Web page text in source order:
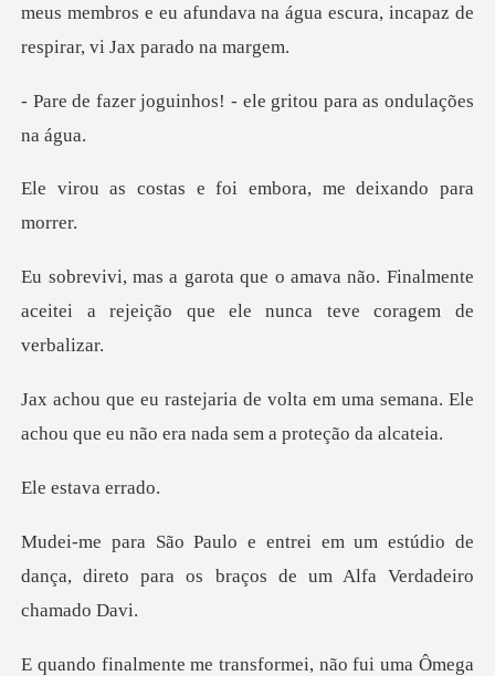
meus membros e eu afunda
hos! - ele gritou para
e foi embora, me d
não. Finalmente
aceitei a rejeição qu
em uma semana. Ele
achou que eu não
tava e
estúdio de
dança, direto para os braç
me transformei, não